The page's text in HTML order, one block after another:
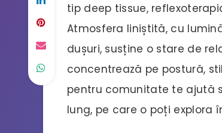
tip deep tissue,
Atmosfera liniștită, cu
dușuri, susține o stare de
concentrează pe postură,
pentru comunitate te ajută
lung, pe care o poți explora